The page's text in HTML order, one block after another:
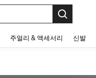
주얼리 & 액세서리 신발